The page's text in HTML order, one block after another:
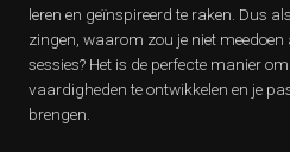
leren en geïnspireerd te raken. Dus
zingen, waarom zou je niet
sessies? Het is de perfecte manier
vaardigheden te ontwikkelen en je
brengen.